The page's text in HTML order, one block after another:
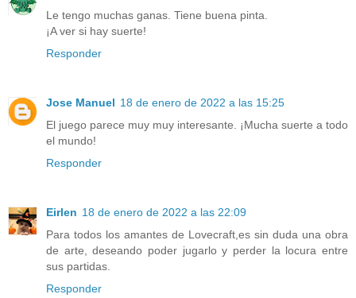
Le tengo muchas ganas. Tiene buena pinta.
¡A ver si hay suerte!
Responder
Jose Manuel 18 de enero de 2022 a las 15:25
El juego parece muy muy interesante. ¡Mucha suerte a todo
el mundo!
Responder
Eirlen 18 de enero de 2022 a las 22:09
Para todos los amantes de Lovecraft,es sin duda una obra
de arte, deseando poder jugarlo y perder la locura entre
sus partidas.
Responder